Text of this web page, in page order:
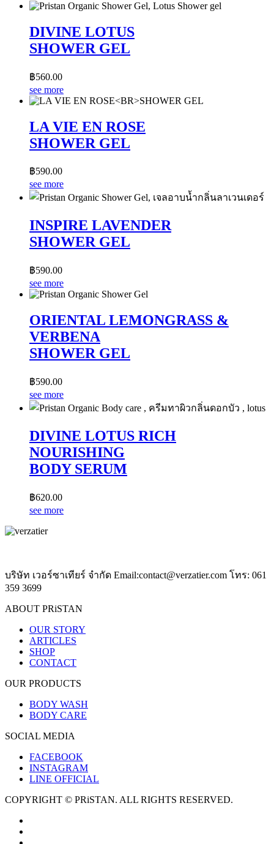
LOTION
DIVINE LOTUS
SHOWER GEL
฿560.00
see more
LA VIE EN ROSE
SHOWER GEL
฿590.00
see more
INSPIRE LAVENDER
SHOWER GEL
฿590.00
see more
ORIENTAL LEMONGRASS &
VERBENA
SHOWER GEL
฿590.00
see more
DIVINE LOTUS RICH
NOURISHING
BODY SERUM
฿620.00
see more
บริษัท เวอร์ซาเทียร์ จำกัด Email:contact@verzatier.com โทร: 061
359 3699
ABOUT PRiSTAN
OUR STORY
ARTICLES
SHOP
CONTACT
OUR PRODUCTS
BODY WASH
BODY CARE
SOCIAL MEDIA
FACEBOOK
INSTAGRAM
LINE OFFICIAL
COPYRIGHT © PRiSTAN. ALL RIGHTS RESERVED.